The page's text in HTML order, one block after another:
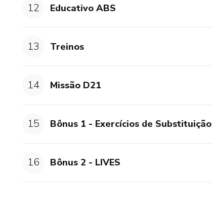
12 Educativo ABS
13 Treinos
14 Missão D21
15 Bônus 1 - Exercícios de Substituição
16 Bônus 2 - LIVES